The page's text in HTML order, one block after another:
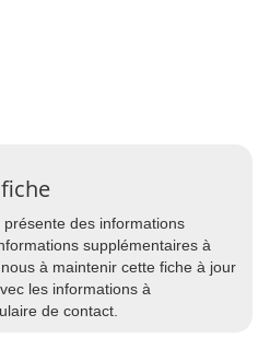
des informations
supplémentaires à
à maintenir cette fiche à jour
les informations à
de contact.